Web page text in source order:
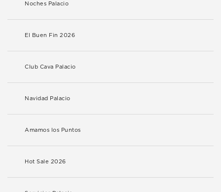
Noches Palacio
El Buen Fin 2026
Club Cava Palacio
Navidad Palacio
Amamos los Puntos
Hot Sale 2026